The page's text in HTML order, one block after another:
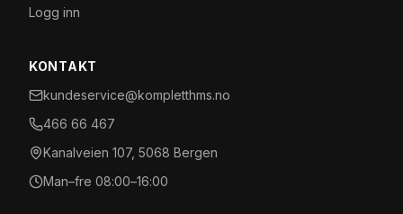
Logg inn
KONTAKT
kundeservice@kompletthms.no
466 66 467
Kanalveien 107, 5068 Bergen
Man–fre 08:00–16:00